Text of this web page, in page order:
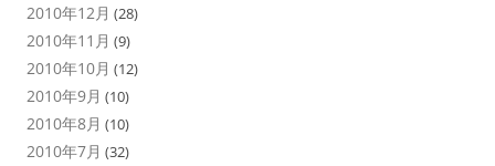
2010年12月 (28)
2010年11月 (9)
2010年10月 (12)
2010年9月 (10)
2010年8月 (10)
2010年7月 (32)